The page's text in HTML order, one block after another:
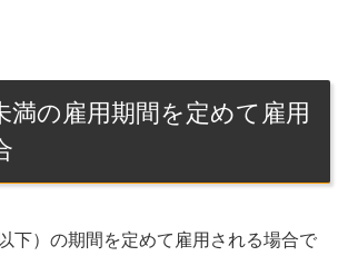
満の雇用期間を定めて雇用
下）の期間を定めて雇用される場合で